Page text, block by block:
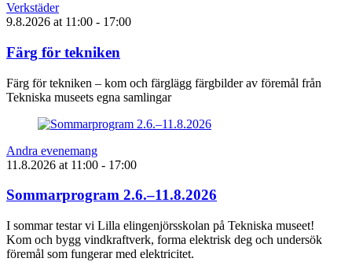
Verkstäder
9.8.2026 at 11:00 - 17:00
Färg för tekniken
Färg för tekniken – kom och färglägg färgbilder av föremål från
Tekniska museets egna samlingar
Andra evenemang
11.8.2026 at 11:00 - 17:00
Sommarprogram 2.6.–11.8.2026
I sommar testar vi Lilla elingenjörsskolan på Tekniska museet!
Kom och bygg vindkraftverk, forma elektrisk deg och undersök
föremål som fungerar med elektricitet.